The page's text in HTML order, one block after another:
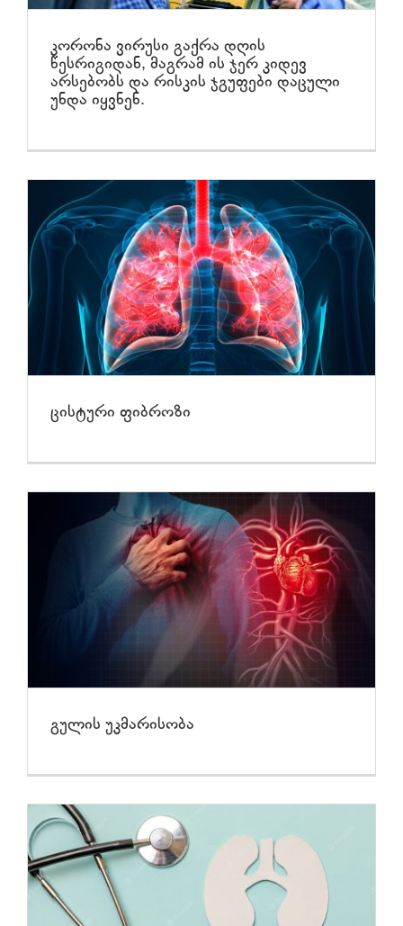
კორონა ვირუსი გაქრა დღის
წესრიგიდან, მაგრამ ის ჯერ კიდევ
არსებობს და რისკის ჯგუფები დაცული
უნდა იყვნენ.
ცისტური ფიბროზი
გულის უკმარისობა